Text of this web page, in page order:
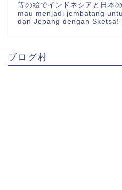
等の絵でインドネシアと日本
mau menjadi jembatang
dan Jepang dengan Sketsa!”
ブログ村